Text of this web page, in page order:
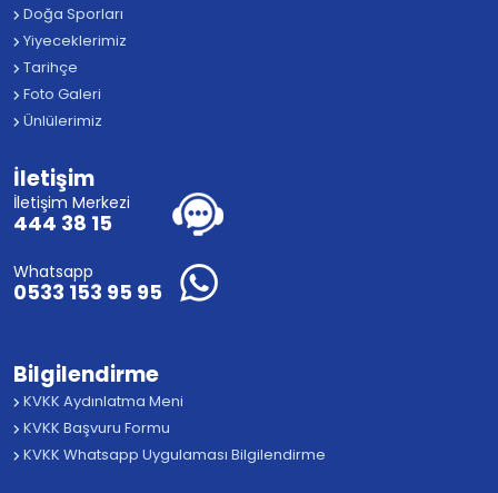
Doğa Sporları
Yiyeceklerimiz
Tarihçe
Foto Galeri
Ünlülerimiz
İletişim
İletişim Merkezi
444 38 15
Whatsapp
0533 153 95 95
Bilgilendirme
KVKK Aydınlatma Meni
KVKK Başvuru Formu
KVKK Whatsapp Uygulaması Bilgilendirme